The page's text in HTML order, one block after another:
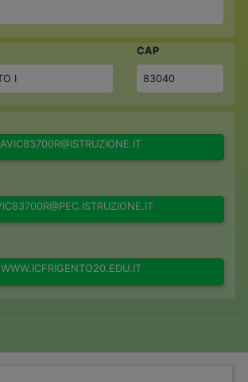
I
CAP
83040
AVIC83700R@ISTRUZIONE.IT
WWW.ICFRIGENTO20.EDU.IT